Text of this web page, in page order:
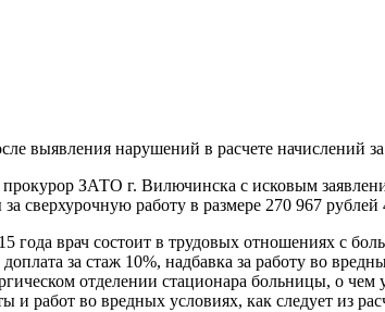
выявления нарушений в расчете начислений
ЗАТО г. Вилючинска с исковым
сверхурочную работу в размере 270 967 рублей
года врач состоит в трудовых отношениях с
за стаж 10%, надбавка за работу во
отделении стационара больницы, о
и работ во вредных условиях, как следует из